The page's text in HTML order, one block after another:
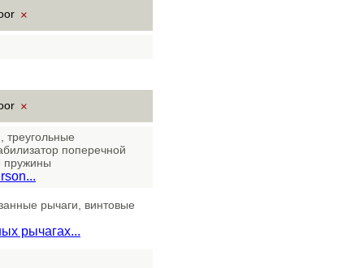
×
×
треугольные
поперечной
пружины
рычаги, винтовые
рычагах...